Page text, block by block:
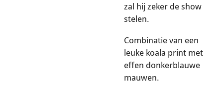
zal hij zeker de show
stelen.
Combinatie van een
leuke koala print met
effen donkerblauwe
mauwen.